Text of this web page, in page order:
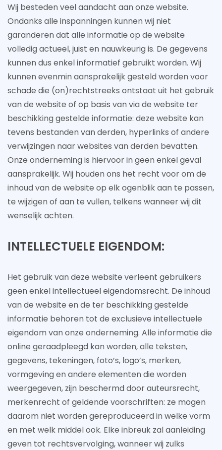
Wij besteden veel aandacht aan onze website.
Ondanks alle inspanningen kunnen wij niet
garanderen dat alle informatie op de website
volledig actueel, juist en nauwkeurig is. De gegevens
kunnen dus enkel informatief gebruikt worden. Wij
kunnen evenmin aansprakelijk gesteld worden voor
schade die (on)rechtstreeks ontstaat uit het gebruik
van de website of op basis van via de website ter
beschikking gestelde informatie: deze website kan
tevens bestanden van derden, hyperlinks of andere
verwijzingen naar websites van derden bevatten.
Onze onderneming is hiervoor in geen enkel geval
aansprakelijk. Wij houden ons het recht voor om de
inhoud van de website op elk ogenblik aan te passen,
te wijzigen of aan te vullen, telkens wanneer wij dit
wenselijk achten.
INTELLECTUELE EIGENDOM:
Het gebruik van deze website verleent gebruikers
geen enkel intellectueel eigendomsrecht. De inhoud
van de website en de ter beschikking gestelde
informatie behoren tot de exclusieve intellectuele
eigendom van onze onderneming. Alle informatie die
online geraadpleegd kan worden, alle teksten,
gegevens, tekeningen, foto’s, logo’s, merken,
vormgeving en andere elementen die worden
weergegeven, zijn beschermd door auteursrecht,
merkenrecht of geldende voorschriften: ze mogen
daarom niet worden gereproduceerd in welke vorm
en met welk middel ook. Elke inbreuk zal aanleiding
geven tot rechtsvervolging, wanneer wij zulks